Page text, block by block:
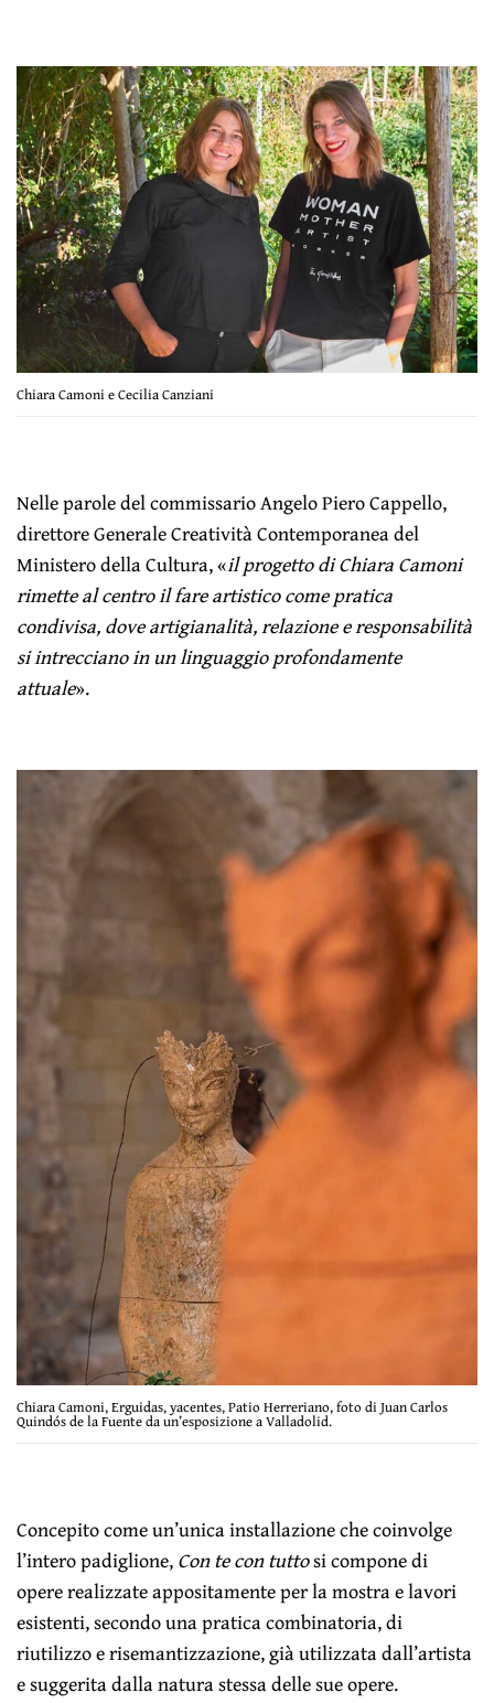
Chiara Camoni e Cecilia Canziani
Nelle parole del commissario Angelo Piero Cappello,
direttore Generale Creatività Contemporanea del
Ministero della Cultura, «il progetto di Chiara Camoni
rimette al centro il fare artistico come pratica
condivisa, dove artigianalità, relazione e responsabilità
si intrecciano in un linguaggio profondamente
attuale».
Chiara Camoni, Erguidas, yacentes, Patio Herreriano, foto di Juan Carlos
Quindós de la Fuente da un’esposizione a Valladolid.
Concepito come un’unica installazione che coinvolge
l’intero padiglione,Con te con tuttosi compone di
opere realizzate appositamente per la mostra e lavori
esistenti, secondo una pratica combinatoria, di
riutilizzo e risemantizzazione, già utilizzata dall’artista
e suggerita dalla natura stessa delle sue opere.